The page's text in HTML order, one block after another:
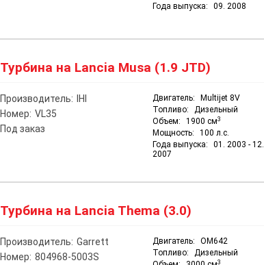
Года выпуска:
09. 2008
Турбина на Lancia Musa (1.9 JTD)
Производитель:
IHI
Номер: VL35
Под заказ
Двигатель:
Multijet 8V
Топливо:
Дизельный
Объем:
1900 см3
Мощность:
100 л.с.
Года выпуска:
01. 2003 - 12.
2007
Турбина на Lancia Thema (3.0)
Производитель: Garrett
Номер: 804968-5003S
Двигатель:
OM642
Топливо:
Дизельный
3